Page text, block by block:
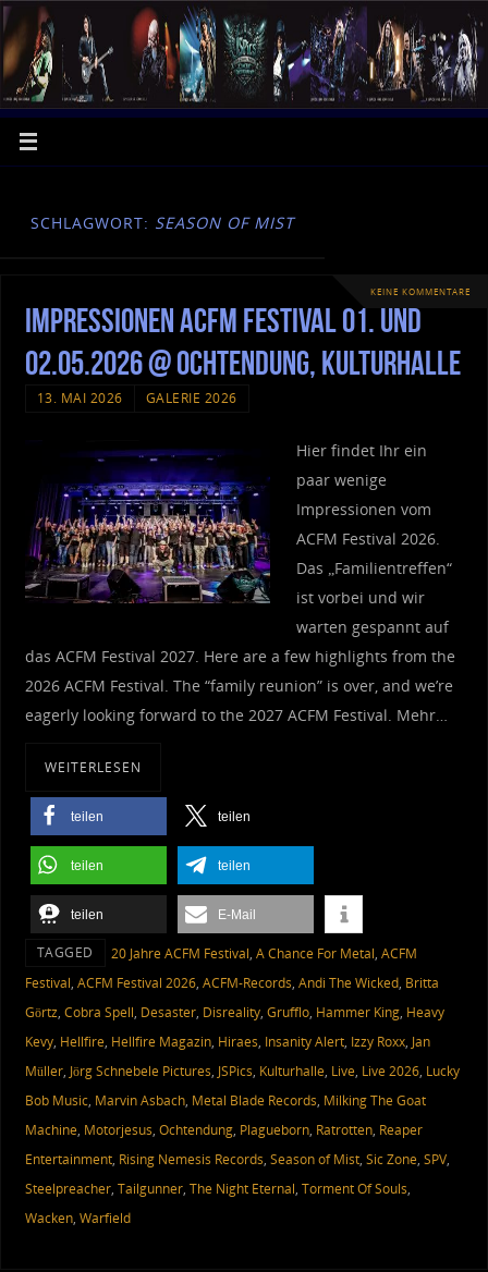
SCHLAGWORT: SEASON OF MIST
KEINE KOMMENTARE
Impressionen ACFM Festival 01. und
02.05.2026 @ Ochtendung, Kulturhalle
13. MAI 2026 GALERIE 2026
Hier findet Ihr ein
paar wenige
Impressionen vom
ACFM Festival 2026.
Das „Familientreffen“
ist vorbei und wir
warten gespannt auf
das ACFM Festival 2027. Here are a few highlights from the
2026 ACFM Festival. The “family reunion” is over, and we’re
eagerly looking forward to the 2027 ACFM Festival. Mehr…
WEITERLESEN
teilen teilen
teilen teilen
teilen E-Mail
TAGGED 20 Jahre ACFM Festival, A Chance For Metal, ACFM
Festival, ACFM Festival 2026, ACFM-Records, Andi The Wicked, Britta
Görtz, Cobra Spell, Desaster, Disreality, Grufflo, Hammer King, Heavy
Kevy, Hellfire, Hellfire Magazin, Hiraes, Insanity Alert, Izzy Roxx, Jan
Müller, Jörg Schnebele Pictures, JSPics, Kulturhalle, Live, Live 2026, Lucky
Bob Music, Marvin Asbach, Metal Blade Records, Milking The Goat
Machine, Motorjesus, Ochtendung, Plagueborn, Ratrotten, Reaper
Entertainment, Rising Nemesis Records, Season of Mist, Sic Zone, SPV,
Steelpreacher, Tailgunner, The Night Eternal, Torment Of Souls,
Wacken, Warfield